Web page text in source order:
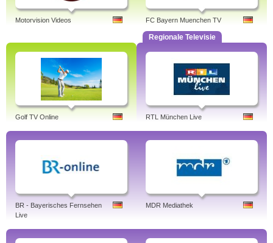
Motorvision Videos FC Bayern Muenchen TV
Golf TV Online
Regionale Televisie
RTL München Live
BR - Bayerisches Fernsehen
Live
MDR Mediathek